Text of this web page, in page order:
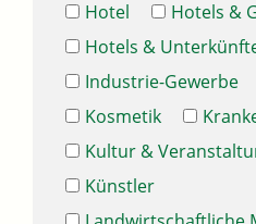
Hotel
Hotels &
Hotels &
Industrie-Gewerbe
Kosmetik
Kultur &
Künstler